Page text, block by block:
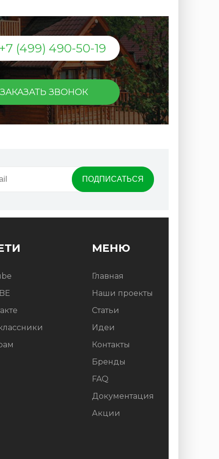
+7 (499) 490-50-19
ЗАКАЗАТЬ ЗВОНОК
МЕНЮ
Главная
Наши проекты
Статьи
Идеи
Контакты
Бренды
FAQ
Документация
Акции